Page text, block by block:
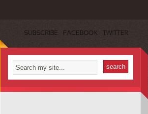
SUBSCRIBE FACEBOOK TWITTER